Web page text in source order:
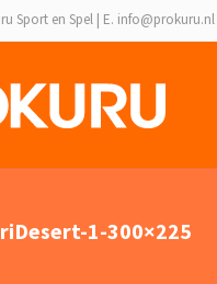
Sport en Spel | E. info@prokuru.nl
1-300×225